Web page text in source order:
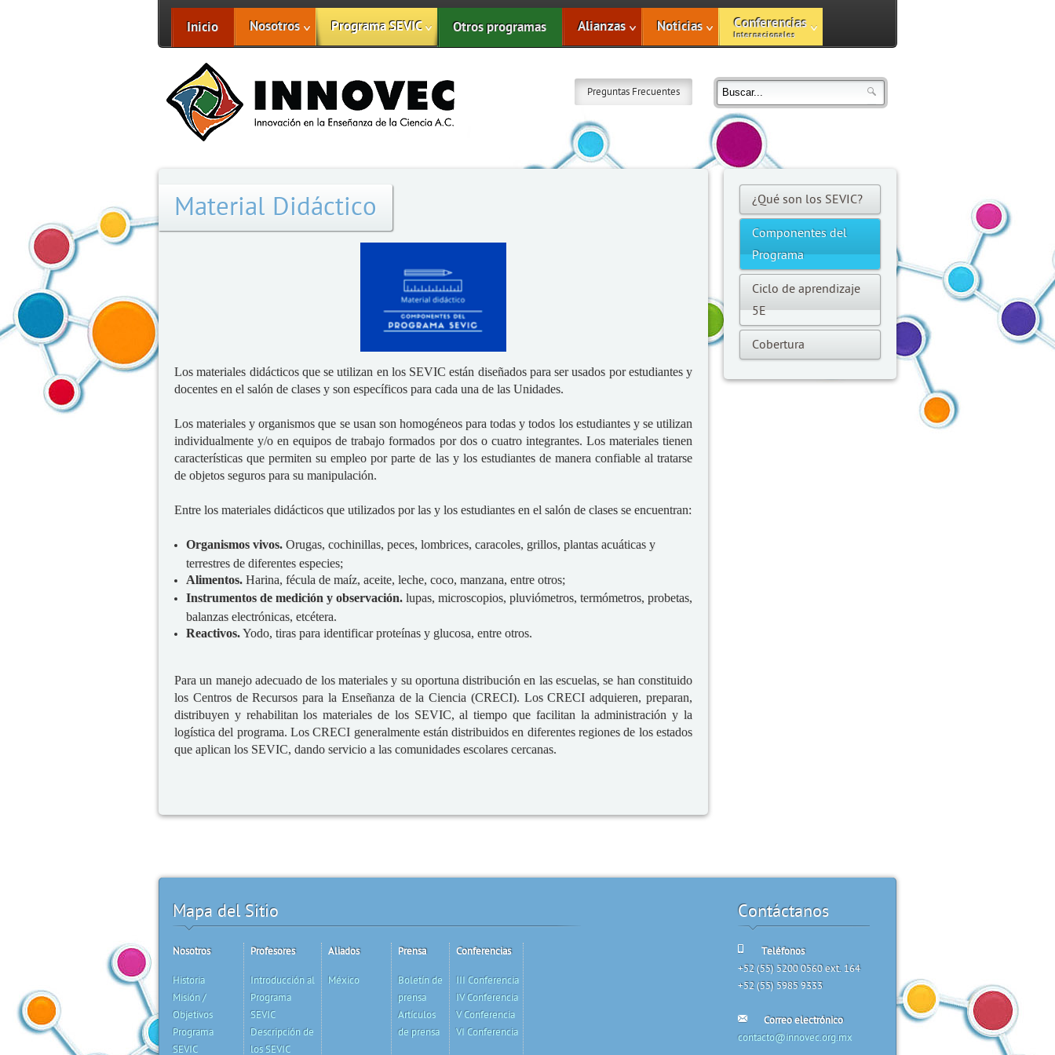
Inicio Nosotros Programa SEVIC Otros programas Alianzas Noticias Conferencias
Internacionales
Preguntas Frecuentes
Material Didáctico
Los materiales didácticos que se utilizan en los SEVIC están diseñados para ser usados por estudiantes y
docentes en el salón de clases y son específicos para cada una de las Unidades.
Los materiales y organismos que se usan son homogéneos para todas y todos los estudiantes y se utilizan
individualmente y/o en equipos de trabajo formados por dos o cuatro integrantes. Los materiales tienen
características que permiten su empleo por parte de las y los estudiantes de manera confiable al tratarse
de objetos seguros para su manipulación.
Entre los materiales didácticos que utilizados por las y los estudiantes en el salón de clases se encuentran:
Organismos vivos. Orugas, cochinillas, peces, lombrices, caracoles, grillos, plantas acuáticas y
terrestres de diferentes especies;
Alimentos. Harina, fécula de maíz, aceite, leche, coco, manzana, entre otros;
Instrumentos de medición y observación. lupas, microscopios, pluviómetros, termómetros, probetas,
balanzas electrónicas, etcétera.
Reactivos.Yodo, tiras para identificar proteínas y glucosa, entre otros.
Para un manejo adecuado de los materiales y su oportuna distribución en las escuelas, se han constituido
los Centros de Recursos para la Enseñanza de la Ciencia (CRECI). Los CRECI adquieren, preparan,
distribuyen y rehabilitan los materiales de los SEVIC, al tiempo que facilitan la administración y la
logística del programa. Los CRECI generalmente están distribuidos en diferentes regiones de los estados
que aplican los SEVIC, dando servicio a las comunidades escolares cercanas.
¿Qué son los SEVIC?
Componentes del
Programa
Ciclo de aprendizaje
5E
Cobertura
Mapa del Sitio
Nosotros
Historia
Misión /
Objetivos
Programa
SEVIC
Profesores
Introducción al
Programa
SEVIC
Descripción de
los SEVIC
Aliados
México
Prensa
Boletín de
prensa
Artículos
de prensa
Conferencias
III Conferencia
IV Conferencia
V Conferencia
VI Conferencia
Contáctanos
Teléfonos
+52 (55) 5200 0560 ext. 164
+52 (55) 5985 9333
Correo electrónico
contacto@innovec.org.mx